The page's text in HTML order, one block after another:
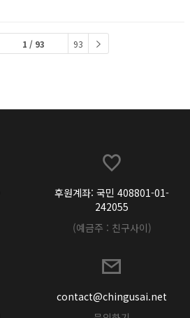
1 / 93 93
후원계좌: 국민 408801-01-
242055
(예금주 : 친구사이)
contact@chingusai.net